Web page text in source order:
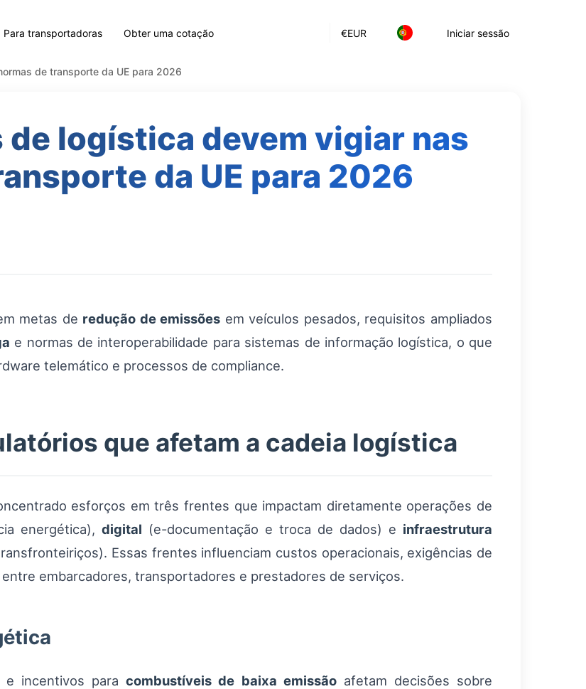
€EUR Iniciar sessão
Para transportadoras Obter uma cotação
de transporte da UE para 2026
de logística devem vigiar nas
da UE para 2026
metas de redução de emissões em veículos pesados, requisitos ampliados
e normas de interoperabilidade para sistemas de informação logística, o que
telemático e processos de compliance.
que afetam a cadeia logística
esforços em três frentes que impactam diretamente operações de
energética), digital (e-documentação e troca de dados) e infraestrutura
Essas frentes influenciam custos operacionais, exigências de
embarcadores, transportadores e prestadores de serviços.
incentivos paracombustíveis de baixa emissãoafetam decisões sobre